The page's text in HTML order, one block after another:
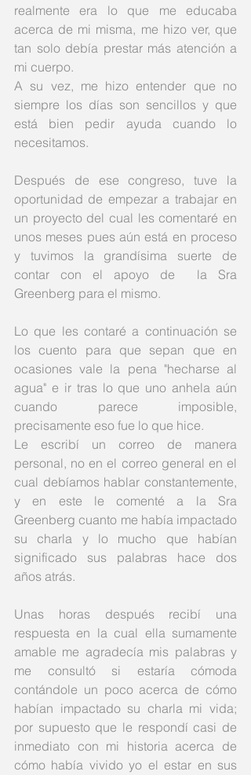
realmente era lo que me educaba
acerca de mi misma, me hizo ver, que
tan solo debía prestar más atención a
mi cuerpo.
A su vez, me hizo entender que no
siempre los días son sencillos y que
está bien pedir ayuda cuando lo
necesitamos.
Después de ese congreso, tuve la
oportunidad de empezar a trabajar en
un proyecto del cual les comentaré en
unos meses pues aún está en proceso
y tuvimos la grandísima suerte de
contar con el apoyo de  la Sra
Greenberg para el mismo.
Lo que les contaré a continuación se
los cuento para que sepan que en
ocasiones vale la pena "hecharse al
agua" e ir tras lo que uno anhela aún
cuando parece imposible,
precisamente eso fue lo que hice.
Le escribí un correo de manera
personal, no en el correo general en el
cual debíamos hablar constantemente,
y en este le comenté a la Sra
Greenberg cuanto me había impactado
su charla y lo mucho que habían
significado sus palabras hace dos
años atrás.
Unas horas después recibí una
respuesta en la cual ella sumamente
amable me agradecía mis palabras y
me consultó si estaría cómoda
contándole un poco acerca de cómo
habían impactado su charla mi vida;
por supuesto que le respondí casi de
inmediato con mi historia acerca de
cómo había vivido yo el estar en sus